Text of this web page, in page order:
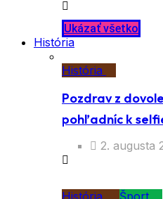
Ukázať všetko
História
História
Pozdrav z
pohľadníc k
2. augusta